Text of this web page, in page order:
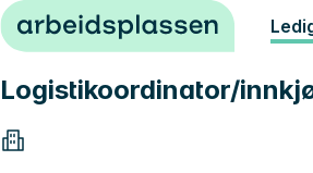
Hopp til innhold
Logistikoordinator/